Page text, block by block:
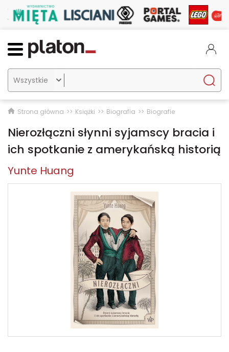

Strona główna Książki Biografia Biografie
Nierozłączni słynni syjamscy bracia i
ich spotkanie z amerykańską historią
Yunte Huang